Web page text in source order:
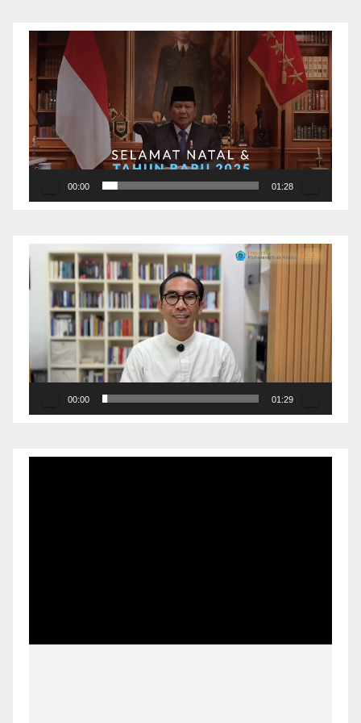
Pemutar
Video
00:00 01:28
Pemutar
Video
00:00 01:29